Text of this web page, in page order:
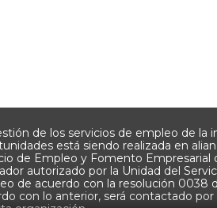
de los servicios de empleo de la
está siendo realizada en
de Empleo y Fomento Empresarial
autorizado por la Unidad del
de acuerdo con la resolución 0038
con lo anterior, será contactado por